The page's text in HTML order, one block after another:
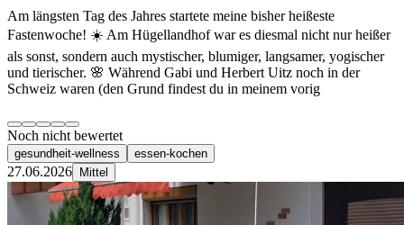
Am längsten Tag des Jahres startete meine bisher heißeste
Fastenwoche! ☀️ Am Hügellandhof war es diesmal nicht nur heißer
als sonst, sondern auch mystischer, blumiger, langsamer, yogischer
und tierischer. 🌸 Während Gabi und Herbert Uitz noch in der
Schweiz waren (den Grund findest du in meinem vorig
Noch nicht bewertet
gesundheit-wellness essen-kochen
27.06.2026 Mittel